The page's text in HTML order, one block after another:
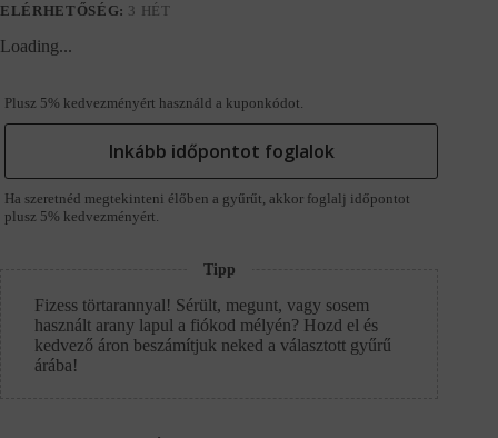
ELÉRHETŐSÉG: 3 HÉT
Loading...
Plusz 5% kedvezményért használd a kuponkódot.
Inkább időpontot foglalok
Ha szeretnéd megtekinteni élőben a gyűrűt, akkor foglalj időpontot
plusz 5% kedvezményért.
Tipp
Fizess törtarannyal! Sérült, megunt, vagy sosem
használt arany lapul a fiókod mélyén? Hozd el és
kedvező áron beszámítjuk neked a választott gyűrű
árába!